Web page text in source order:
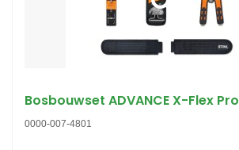
Bosbouwset ADVANCE X-Flex Pro
0000-007-4801